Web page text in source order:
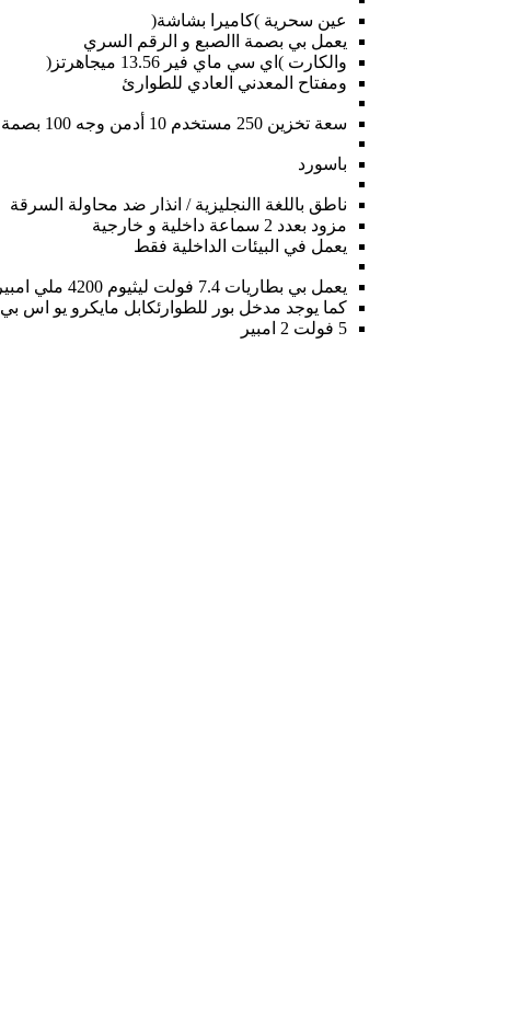
عين سحرية )كاميرا بشاشة(
يعمل بي بصمة االصبع و الرقم السري
والكارت )اي سي ماي فير 13.56 ميجاهرتز(
ومفتاح المعدني العادي للطوارئ
سعة تخزين 250 مستخدم 10 أدمن وجه 100 بصمة أصبع 100 كارت 40
باسورد
ناطق باللغة االنجليزية / انذار ضد محاولة السرقة
مزود بعدد 2 سماعة داخلية و خارجية
يعمل في البيئات الداخلية فقط
يعمل بي بطاريات 7.4 فولت ليثيوم 4200 ملي امبير
كما يوجد مدخل بور للطوارئكابل مايكرو يو اس بي
5 فولت 2 امبير